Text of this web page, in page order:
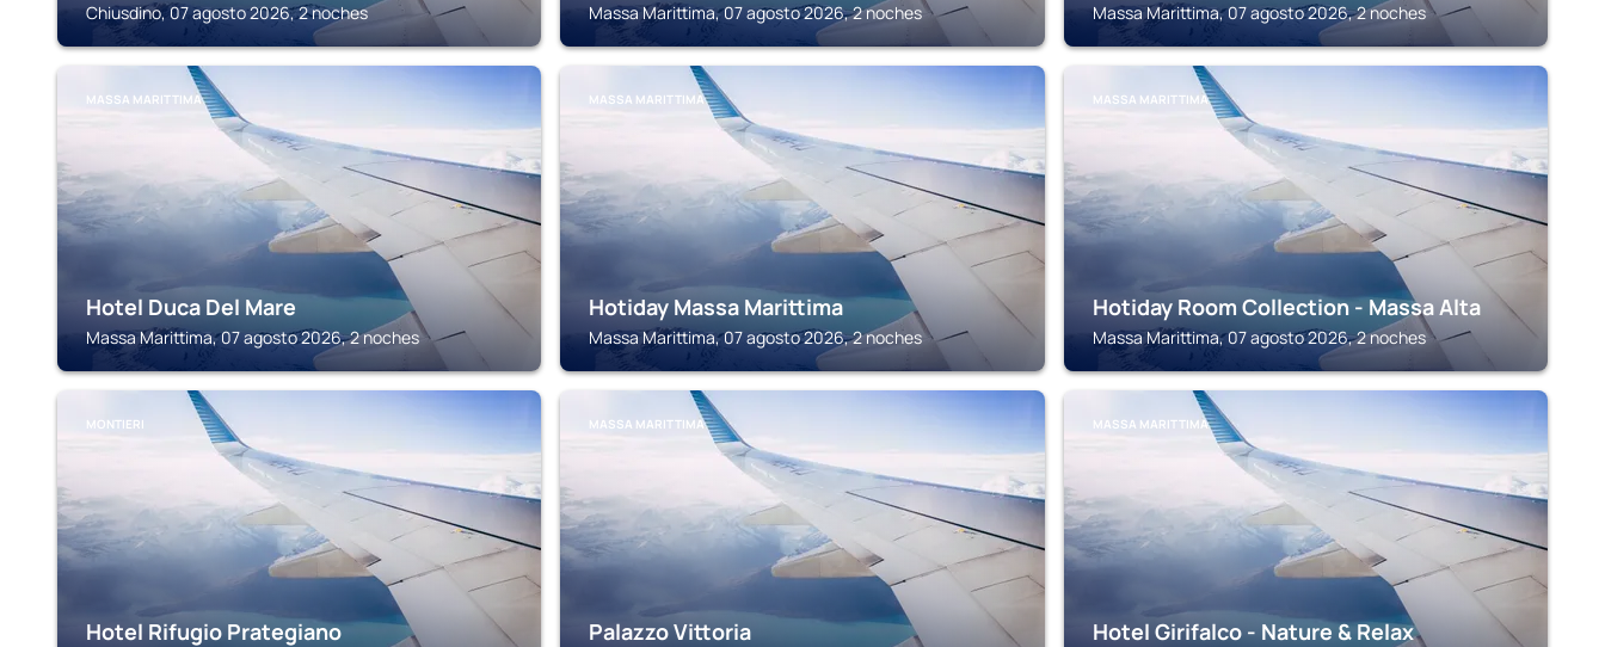
Chiusdino, 07 agosto 2026, 2 noches Massa Marittima, 07 agosto 2026, 2 noches Massa Marittima, 07 agosto 2026, 2 noches
MASSA MARITTIMA
Hotel Duca Del Mare
Massa Marittima, 07 agosto 2026, 2 noches
MASSA MARITTIMA
Hotiday Massa Marittima
Massa Marittima, 07 agosto 2026, 2 noches
MASSA MARITTIMA
Hotiday Room Collection - Massa Alta
Massa Marittima, 07 agosto 2026, 2 noches
MONTIERI
Hotel Rifugio Prategiano
MASSA MARITTIMA
Palazzo Vittoria
MASSA MARITTIMA
Hotel Girifalco - Nature & Relax